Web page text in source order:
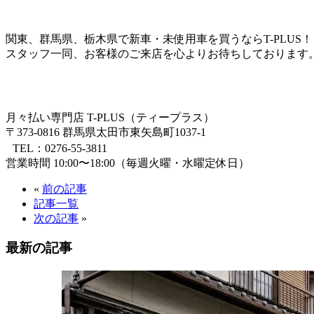
関東、群馬県、栃木県で新車・未使用車を買うならT-PLUS！
スタッフ一同、お客様のご来店を心よりお待ちしております
月々払い専門店 T-PLUS（ティープラス）
〒373-0816 群馬県太田市東矢島町1037-1
TEL：0276-55-3811
営業時間 10:00〜18:00（毎週火曜・水曜定休日）
« 前の記事
記事一覧
次の記事 »
最新の記事